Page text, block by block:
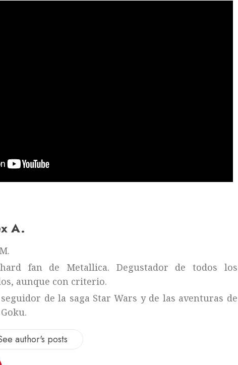
A.
hard fan de Metallica. Degustador de todos los
aunque con criterio.
de la saga Star Wars y de las aventuras de
author's posts